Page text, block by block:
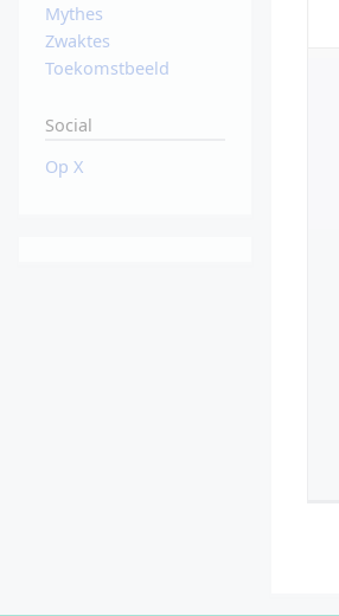
Mythes
Zwaktes
Toekomstbeeld
Social
Op X